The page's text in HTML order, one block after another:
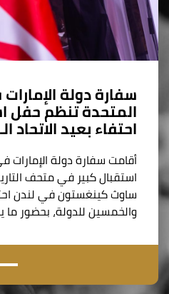
سفارة دولة
المتحدة تنظم حفل
احتفاء بعيد الاتحاد الـ 51
أقامت سفارة دولة
استقبال كبير في متحف
ساوث كينغستون في لندن
والخمسين للدولة، بحضور ما يزيد عن